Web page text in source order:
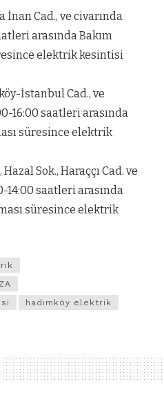
İnan Cad., ve civarında
arasında Bakım
elektrik kesintisi
İstanbul Cad., ve
16:00 saatleri arasında
süresince elektrik
Sok., Haraççı Cad. ve
14:00 saatleri arasında
süresince elektrik
hadımköy elektrik